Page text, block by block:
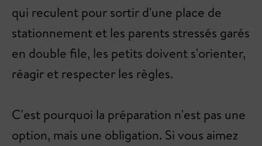
qui reculent pour sortir d'une place de
stationnement et les parents stressés garés
en double file, les petits doivent s'orienter,
réagir et respecter les règles.
C'est pourquoi la préparation n'est pas une
option, mais une obligation. Si vous aimez